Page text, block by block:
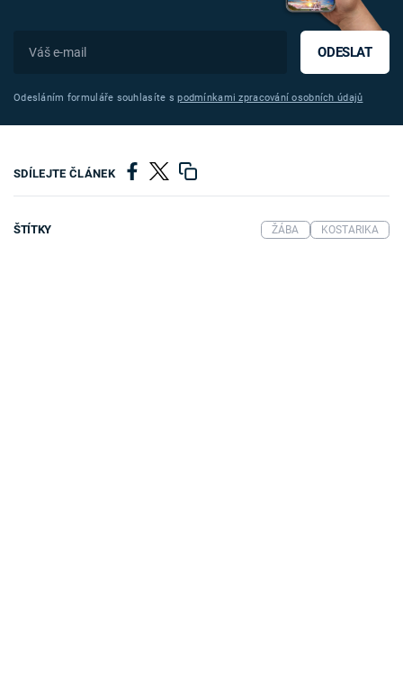
ODESLAT
Odesláním formuláře souhlasíte spodmínkami zpracování osobních údajů
SDÍLEJTE ČLÁNEK
ŠTÍTKY ŽÁBA KOSTARIKA